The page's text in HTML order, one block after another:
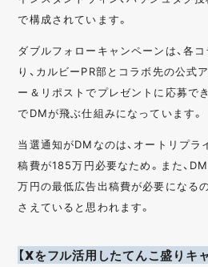
で構成されています。
ダブルフォローキャンペーンは、各
り、カルビーPR部とコラボ先の公式
ー＆リポストでプレゼントに応募で
でDMが飛ぶ仕組みになっています。
当選通知がDMなのは、オートリプラ
稿費が185万円必要なため。また、
万円の最低広告出稿費が必要になる
さえていると思われます。
【Xをフル活用したてんこ盛りキ